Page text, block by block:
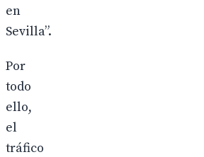
en
Sevilla”.
Por
todo
ello,
el
tráfico